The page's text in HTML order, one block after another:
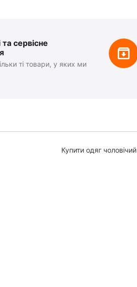
та сервісне
ті товари, у яких ми
Купити одяг чоловічий